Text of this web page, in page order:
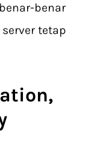
benar
tetap